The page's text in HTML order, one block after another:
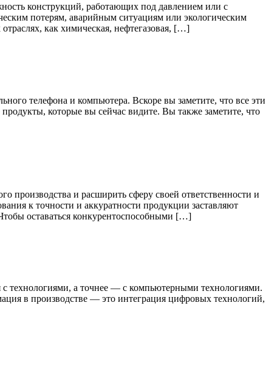
конструкций, работающих под давлением или с
потерям, аварийным ситуациям или экологическим
как химическая, нефтегазовая, […]
телефона и компьютера. Вскоре вы заметите, что все эти
которые вы сейчас видите. Вы также заметите, что
и расширить сферу своей ответственности и
к точности и аккуратности продукции заставляют
оставаться конкурентоспособными […]
технологиями, а точнее — с компьютерными технологиями.
в производстве — это интеграция цифровых технологий,